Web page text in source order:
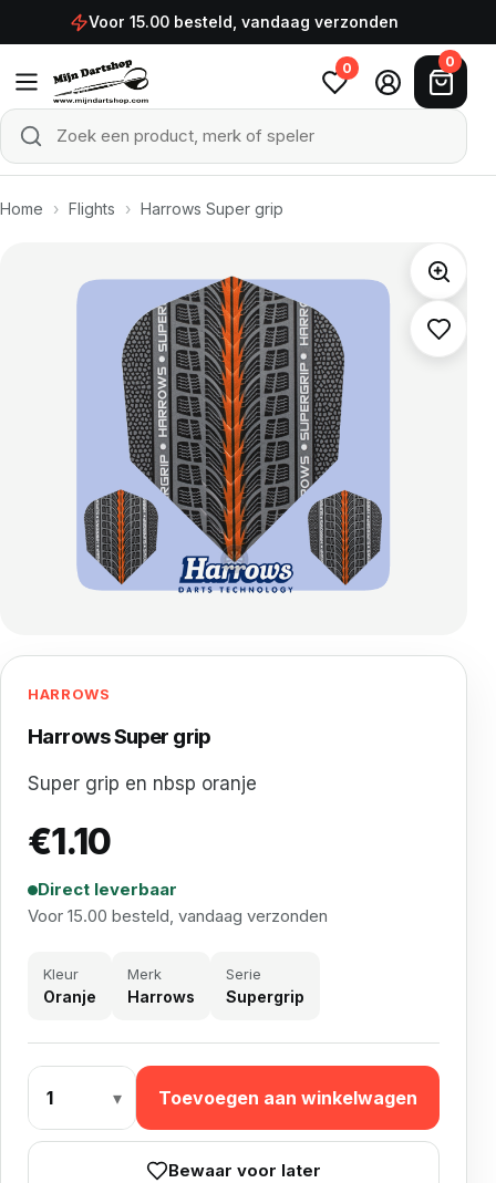
Ga naar de inhoudVoor 15.00 besteld, vandaag verzonden
Zoek een product, merk of speler
Zoeken
0 0
Home › Flights › Harrows Super grip
HARROWS
Harrows Super grip
Super grip en nbsp oranje
€1.10
Direct leverbaar
Voor 15.00 besteld, vandaag verzonden
Kleur
Oranje
Merk
Harrows
Serie
Supergrip
Harrows Super grip aantal
Toevoegen aan winkelwagen
Bewaar voor later